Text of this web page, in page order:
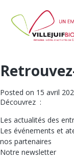
Posted on 15 avril
Découvrez :
Les actualités des
Les événements et
nos partenaires
Notre newsletter